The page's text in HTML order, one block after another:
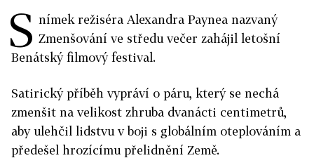
S nímek režiséra Alexandra Paynea nazvaný
Zmenšování ve středu večer zahájil letošní
Benátský filmový festival.
Satirický příběh vypráví o páru, který se nechá
zmenšit na velikost zhruba dvanácti centimetrů,
aby ulehčil lidstvu v boji s globálním oteplováním a
předešel hrozícímu přelidnění Země.